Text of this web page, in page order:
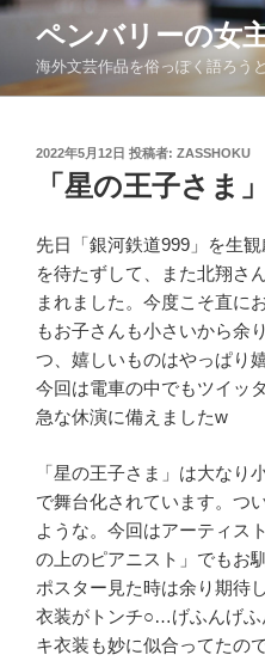
コ
ン
ペンバリーの女
海外文芸作品を俗っぽく語ろう
投
2022年5月12日 投稿者: ZASSHOKU
「星の王子さま
先日「銀河鉄道999 」を生
を待たずして、また北翔さ
まれました。今度こそ直に
もお子さんも小さいから余
つ、嬉しいものはやっぱり
今回は電車の中でもツイッ
急な休演に備えましたw
「星の王子さま」は大なり
で舞台化されています。つ
ような。今回はアーティス
の上のピアニスト」でもお
ポスター見た時は余り期待
衣装がトンチ○…げふんげふ
キ衣装も妙に似合ってたの